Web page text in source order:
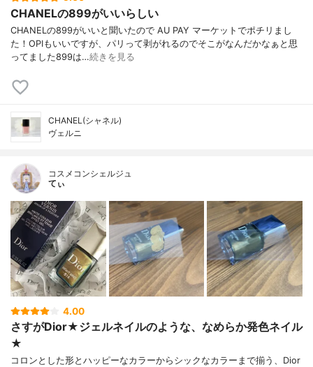
CHANELの899がいいらしい
CHANELの899がいいと聞いたので AU PAY マーケットでポチリまし
た！OPIもいいですが、パリって剥がれるのでそこがなんだかなぁと思
ってました899は…続きを見る
CHANEL(シャネル)
ヴェルニ
コスメコンシェルジュ
てぃ
4.00
さすがDior★ジェルネイルのような、なめらか発色ネイル
★
コロンとした形とハッピーなカラーからシックなカラーまで揃う、Dior